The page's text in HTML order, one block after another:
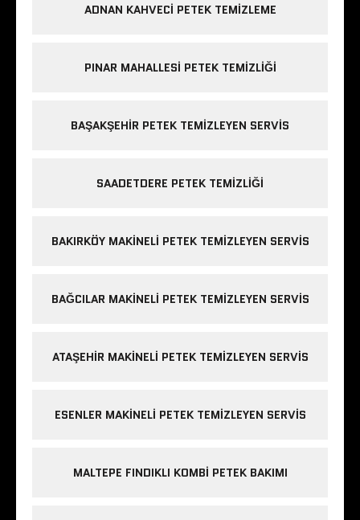
ADNAN KAHVECI PETEK TEMIZLEME
PINAR MAHALLESI PETEK TEMIZLIĞI
BAŞAKŞEHIR PETEK TEMIZLEYEN SERVIS
SAADETDERE PETEK TEMIZLIĞI
BAKIRKÖY MAKINELI PETEK TEMIZLEYEN SERVIS
BAĞCILAR MAKINELI PETEK TEMIZLEYEN SERVIS
ATAŞEHIR MAKINELI PETEK TEMIZLEYEN SERVIS
ESENLER MAKINELI PETEK TEMIZLEYEN SERVIS
MALTEPE FINDIKLI KOMBI PETEK BAKIMI